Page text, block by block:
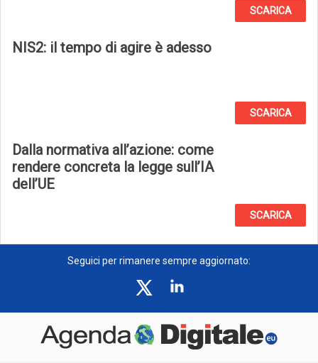
SCARICA
NIS2: il tempo di agire è adesso
SCARICA
Dalla normativa all’azione: come
rendere concreta la legge sull’IA
dell’UE
SCARICA
Seguici per rimanere sempre aggiornato: